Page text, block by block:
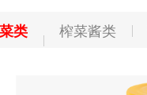
类 榨菜酱类